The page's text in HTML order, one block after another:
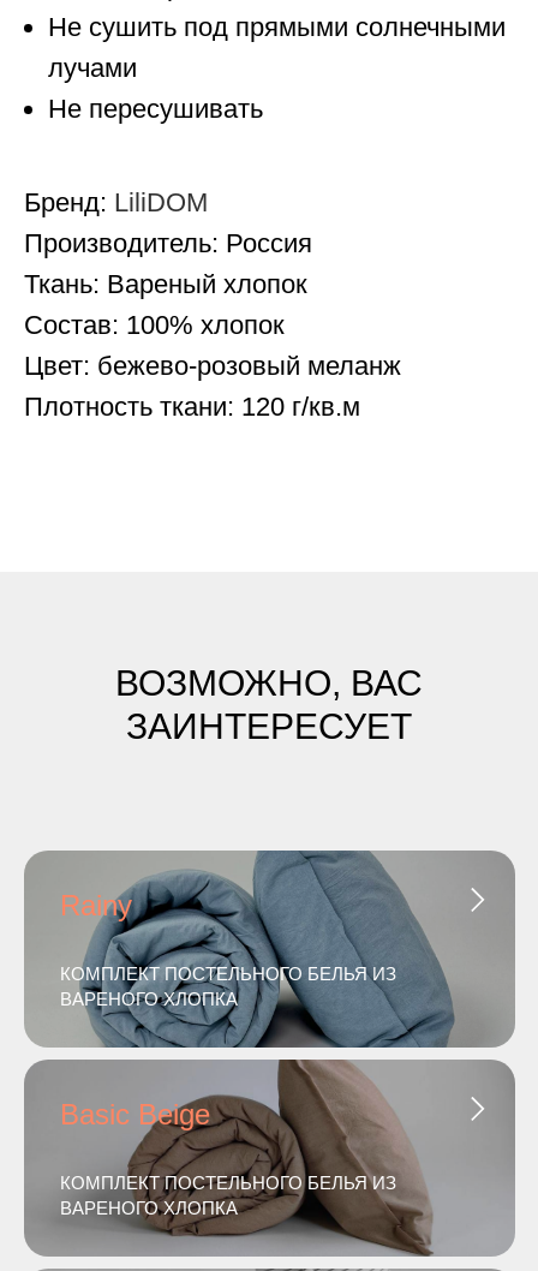
Не сушить под прямыми солнечными
лучами
Не пересушивать
Бренд: LiliDOM
Производитель: Россия
Ткань: Вареный хлопок
Состав: 100% хлопок
Цвет: бежево-розовый меланж
Плотность ткани: 120 г/кв.м
ВОЗМОЖНО, ВАС
ЗАИНТЕРЕСУЕТ
Rainy
КОМПЛЕКТ ПОСТЕЛЬНОГО БЕЛЬЯ ИЗ
ВАРЕНОГО ХЛОПКА
Basic Beige
КОМПЛЕКТ ПОСТЕЛЬНОГО БЕЛЬЯ ИЗ
ВАРЕНОГО ХЛОПКА